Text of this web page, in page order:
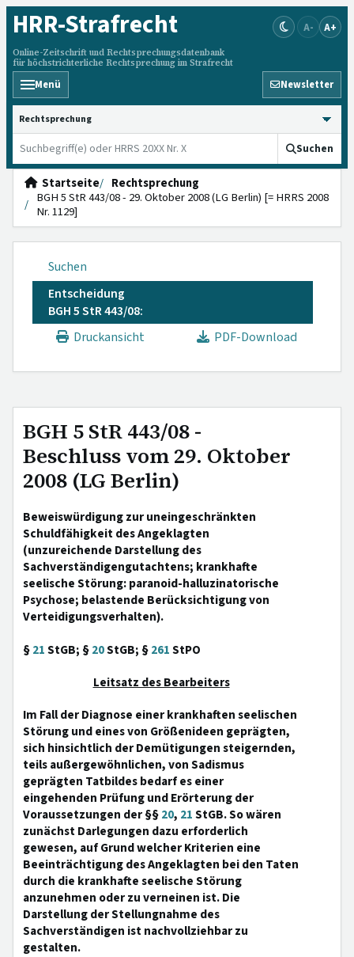
HRR-Strafrecht
Online-Zeitschrift und Rechtsprechungsdatenbank
für höchstrichterliche Rechtsprechung im Strafrecht
A- A+
Menü Newsletter
HRRS durchsuchen
Suchen
Startseite
Rechtsprechung
BGH 5 StR 443/08 - 29. Oktober 2008 (LG Berlin) [= HRRS 2008
Nr. 1129]
Suchen
Entscheidung
BGH 5 StR 443/08:
Druckansicht
PDF-Download
BGH 5 StR 443/08 -
Beschluss vom 29. Oktober
2008 (LG Berlin)
Beweiswürdigung zur uneingeschränkten
Schuldfähigkeit des Angeklagten
(unzureichende Darstellung des
Sachverständigengutachtens; krankhafte
seelische Störung: paranoid-halluzinatorische
Psychose; belastende Berücksichtigung von
Verteidigungsverhalten).
§21StGB; §20StGB; §261StPO
Leitsatz des Bearbeiters
Im Fall der Diagnose einer krankhaften seelischen
Störung und eines von Größenideen geprägten,
sich hinsichtlich der Demütigungen steigernden,
teils außergewöhnlichen, von Sadismus
geprägten Tatbildes bedarf es einer
eingehenden Prüfung und Erörterung der
Voraussetzungen der §§20, 21StGB. So wären
zunächst Darlegungen dazu erforderlich
gewesen, auf Grund welcher Kriterien eine
Beeinträchtigung des Angeklagten bei den Taten
durch die krankhafte seelische Störung
anzunehmen oder zu verneinen ist. Die
Darstellung der Stellungnahme des
Sachverständigen ist nachvollziehbar zu
gestalten.